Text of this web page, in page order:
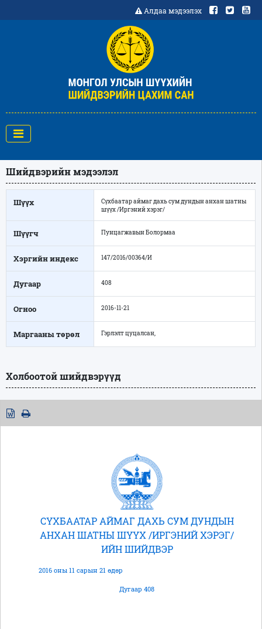
Алдаа мэдээлэх
Шийдвэрийн мэдээлэл
Шүүх
Сүхбаатар аймаг дахь сум дундын анхан шатны
шүүх /Иргэний хэрэг/
Шүүгч Пунцагжавын Болормаа
Хэргийн индекс 147/2016/00364/И
Дугаар 408
Огноо 2016-11-21
Маргааны төрөл Гэрлэлт цуцалсан,
Холбоотой шийдвэрүүд
СҮХБААТАР АЙМАГ ДАХЬ СУМ ДУНДЫН
АНХАН ШАТНЫ ШҮҮХ /ИРГЭНИЙ ХЭРЭГ/
ИЙН ШИЙДВЭР
2016 оны 11 сарын 21 өдөр
Дугаар 408